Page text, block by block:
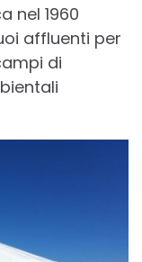
nel 1960
affluenti per
di